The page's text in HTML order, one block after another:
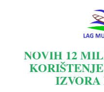
NOVIH 12
IZVORA